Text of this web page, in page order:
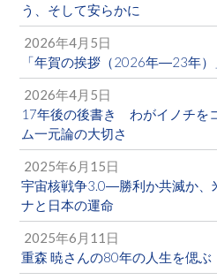
う、そして安らかに
2026年4月5日
「年賀の挨拶（2026年―23年）
2026年4月5日
17年後の後書き わがイノチ
ム一元論の大切さ
2025年6月15日
宇宙核戦争3.0―勝利か共滅か、
ナと日本の運命
2025年6月11日
重森 暁さんの80年の人生を偲ぶ